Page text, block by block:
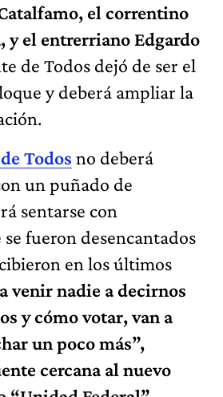
el correntino
y el entrerriano Edgardo
de Todos dejó de ser el
y deberá ampliar la
Todos no deberá
un puñado de
sentarse con
fueron desencantados
en los últimos
venir nadie a decirnos
y cómo votar, van a
un poco más”,
cercana al nuevo